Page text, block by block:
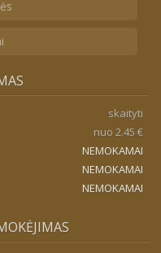
skaityti
nuo 2.45 €
NEMOKAMAI
NEMOKAMAI
NEMOKAMAI